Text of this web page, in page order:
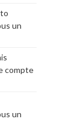
un
compte
un